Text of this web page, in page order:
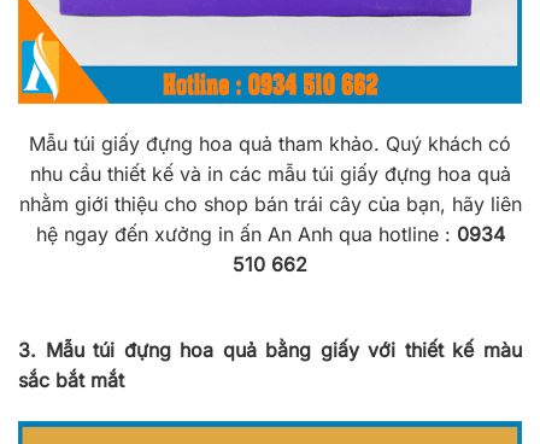
Mẫu túi giấy đựng hoa quả tham khảo. Quý khách có
nhu cầu thiết kế và in các mẫu túi giấy đựng hoa quả
nhằm giới thiệu cho shop bán trái cây của bạn, hãy liên
hệ ngay đến xưởng in ấn An Anh qua hotline : 0934
510 662
3. Mẫu túi đựng hoa quả bằng giấy với thiết kế màu
sắc bắt mắt